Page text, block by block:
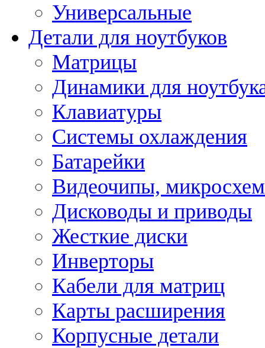
Универсальные
Детали для ноутбуков
Матрицы
Динамики для
Клавиатуры
Системы охлаждения
Батарейки
Видеочипы,
Дисководы и приводы
Жесткие диски
Инверторы
Кабели для матриц
Карты расширения
Корпусные детали